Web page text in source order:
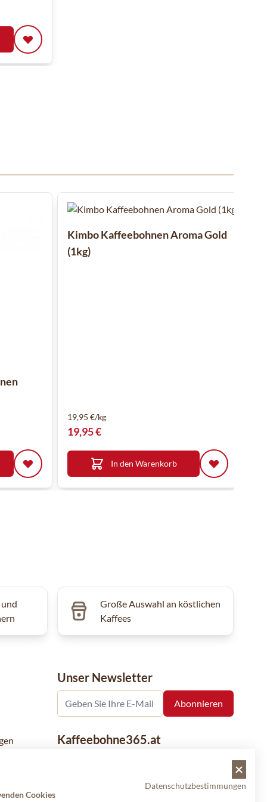
oder direkt zur Karussellnavigation wechseln.
Kimbo Kaffeebohnen Aroma Gold
(1kg)
19,95 €/kg
19,95 €
In den Warenkorb
Große Auswahl an köstlichen
Kaffees
Unser Newsletter
Kaffeebohne365.at
wurde. Der Verkauf von Kaffeebohnen
Datenschutzbestimmungen
Cookies